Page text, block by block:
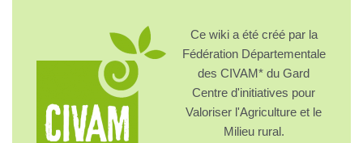
Ce wiki a été créé par la
Fédération Départementale
des CIVAM* du Gard
Centre d'initiatives pour
Valoriser l'Agriculture et le
Milieu rural.